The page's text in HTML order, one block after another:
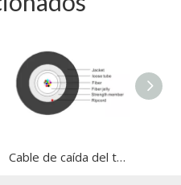
Cable de caída del tubo central